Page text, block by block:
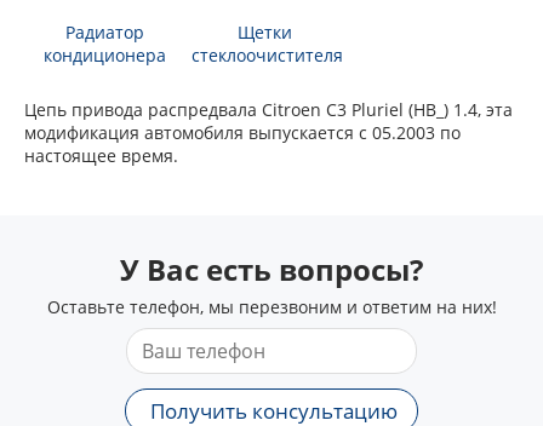
Радиатор
кондиционера
Щетки
стеклоочистителя
Цепь привода распредвала Citroen C3 Pluriel (HB_) 1.4, эта
модификация автомобиля выпускается с 05.2003 по
настоящее время.
У Вас есть вопросы?
Оставьте телефон, мы перезвоним и ответим на них!
Получить консультацию